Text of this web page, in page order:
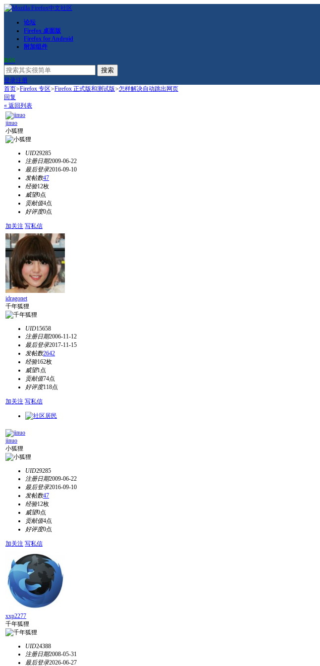
论坛
Firefox 桌面版
Firefox for Android
附加组件
RSS
搜索
登录注册
首页>Firefox 专区>Firefox 正式版和测试版>怎样解决自动跳出网页
回复
« 返回列表
jinuo
小狐狸
UID29285
注册日期2009-06-22
最后登录2016-09-10
发帖数47
经验12枚
威望0点
贡献值4点
好评度0点
加关注 写私信
idragonet
千年狐狸
UID15658
注册日期2006-11-12
最后登录2017-11-15
发帖数2642
经验162枚
威望1点
贡献值74点
好评度118点
加关注 写私信
jinuo
小狐狸
UID29285
注册日期2009-06-22
最后登录2016-09-10
发帖数47
经验12枚
威望0点
贡献值4点
好评度0点
加关注 写私信
xxp2277
千年狐狸
UID24388
注册日期2008-05-31
最后登录2026-06-27